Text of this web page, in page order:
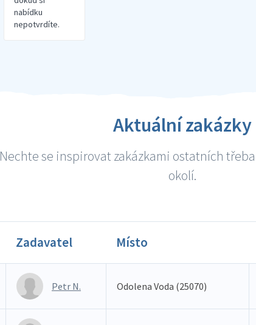
nabídku
nepotvrdíte.
Aktuální zakázky
Nechte se inspirovat zakázkami ostatních
okolí.
Zadavatel Místo
Petr N. Odolena Voda (25070)